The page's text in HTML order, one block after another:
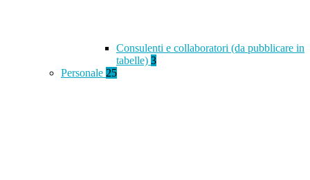
Consulenti e collaboratori (da pubblicare in
tabelle) 3
Personale 25